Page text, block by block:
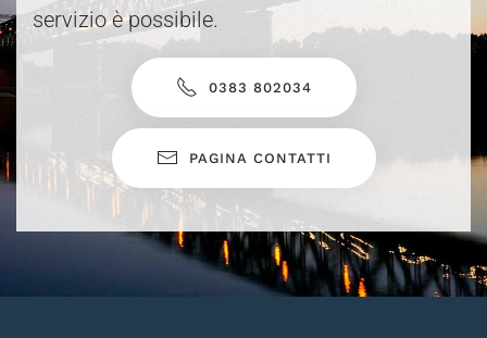
servizio è possibile.
0383 802034
PAGINA CONTATTI